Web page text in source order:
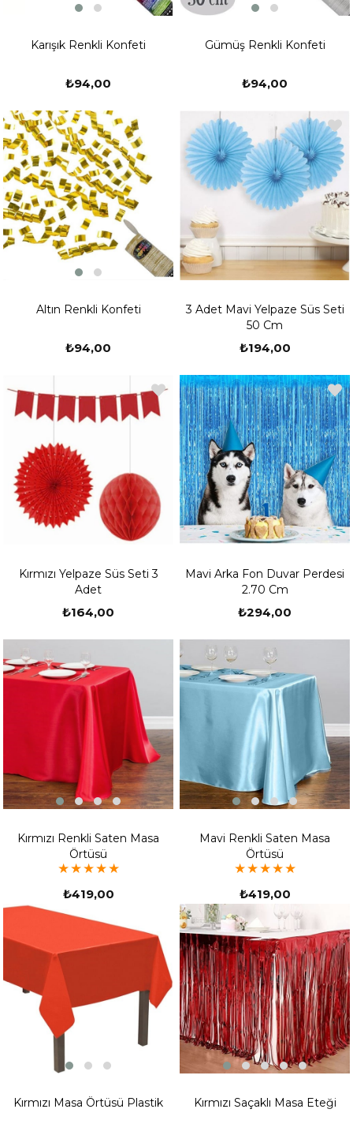
Karışık Renkli Konfeti
₺94,00
Gümüş Renkli Konfeti
₺94,00
Altın Renkli Konfeti
₺94,00
3 Adet Mavi Yelpaze Süs Seti
50 Cm
₺194,00
Kırmızı Yelpaze Süs Seti 3
Adet
₺164,00
Mavi Arka Fon Duvar Perdesi
2.70 Cm
₺294,00
Kırmızı Renkli Saten Masa
Örtüsü
★★★★★
₺419,00
Mavi Renkli Saten Masa
Örtüsü
★★★★★
₺419,00
Kırmızı Masa Örtüsü Plastik Kırmızı Saçaklı Masa Eteği